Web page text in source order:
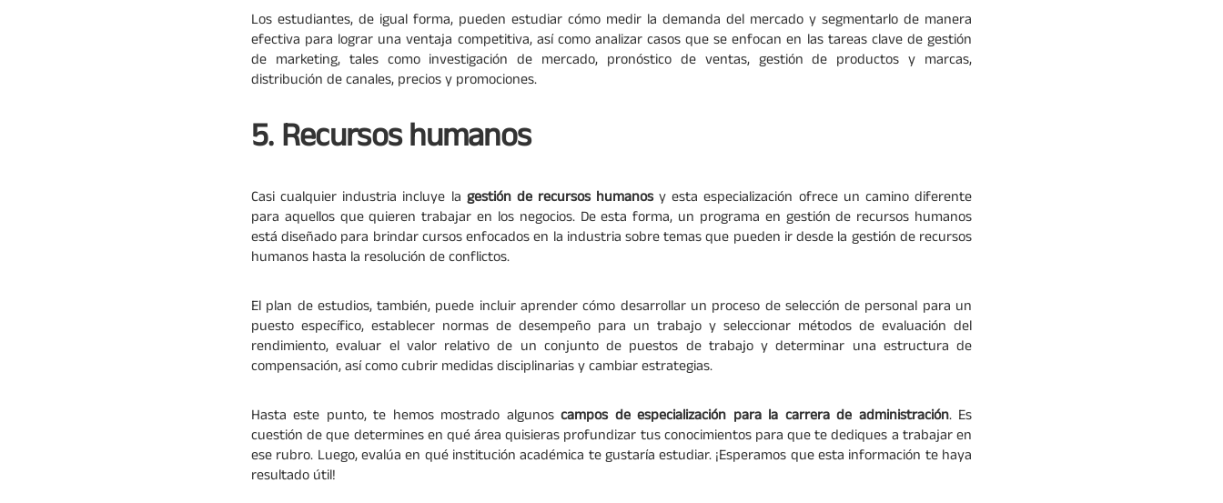
Los estudiantes, de igual forma, pueden estudiar cómo medir la demanda del mercado y segmentarlo de manera
efectiva para lograr una ventaja competitiva, así como analizar casos que se enfocan en las tareas clave de gestión
de marketing, tales como investigación de mercado, pronóstico de ventas, gestión de productos y marcas,
distribución de canales, precios y promociones.
5. Recursos humanos
Casi cualquier industria incluye la gestión de recursos humanosy esta especialización ofrece un camino diferente
para aquellos que quieren trabajar en los negocios. De esta forma, un programa en gestión de recursos humanos
está diseñado para brindar cursos enfocados en la industria sobre temas que pueden ir desde la gestión de recursos
humanos hasta la resolución de conflictos.
El plan de estudios, también, puede incluir aprender cómo desarrollar un proceso de selección de personal para un
puesto específico, establecer normas de desempeño para un trabajo y seleccionar métodos de evaluación del
rendimiento, evaluar el valor relativo de un conjunto de puestos de trabajo y determinar una estructura de
compensación, así como cubrir medidas disciplinarias y cambiar estrategias.
Hasta este punto, te hemos mostrado algunoscampos de especialización para la carrera de administración. Es
cuestión de que determines en qué área quisieras profundizar tus conocimientos para que te dediques a trabajar en
ese rubro. Luego, evalúa en qué institución académica te gustaría estudiar. ¡Esperamos que esta información te haya
resultado útil!